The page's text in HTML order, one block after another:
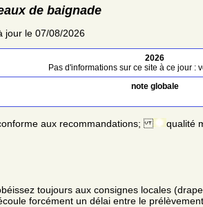
de baignade
jour le 07/08/2026
2026
Pas d'informations sur ce site à ce jour :
note globale
aux recommandations; qualité
toujours aux consignes locales
forcément un délai entre le